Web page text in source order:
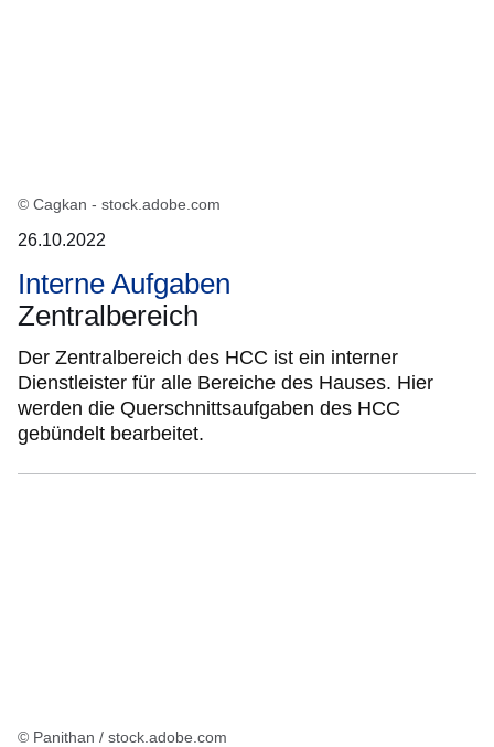
© Cagkan - stock.adobe.com
26.10.2022
Interne Aufgaben
Zentralbereich
Der Zentralbereich des HCC ist ein interner
Dienstleister für alle Bereiche des Hauses. Hier
werden die Querschnittsaufgaben des HCC
gebündelt bearbeitet.
© Panithan / stock.adobe.com